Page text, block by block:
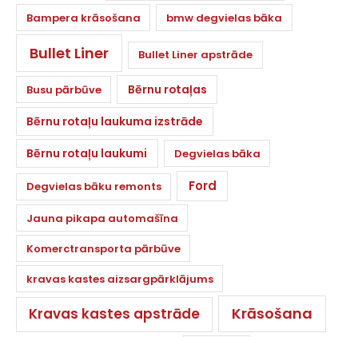
Bampera krāsošana bmw degvielas bāka
Bullet Liner Bullet Liner apstrāde
Busu pārbūve
Bērnu rotaļas
Bērnu rotaļu laukuma izstrāde
Bērnu rotaļu laukumi
Degvielas bāka
Degvielas bāku remonts Ford
Jauna pikapa automašīna
Komerctransporta pārbūve
kravas kastes aizsargpārklājums
Kravas kastes apstrāde Krāsošana